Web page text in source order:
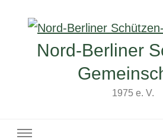
Nord-Berliner
1975 e. V.